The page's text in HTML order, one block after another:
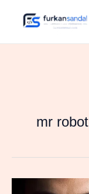
mr robot